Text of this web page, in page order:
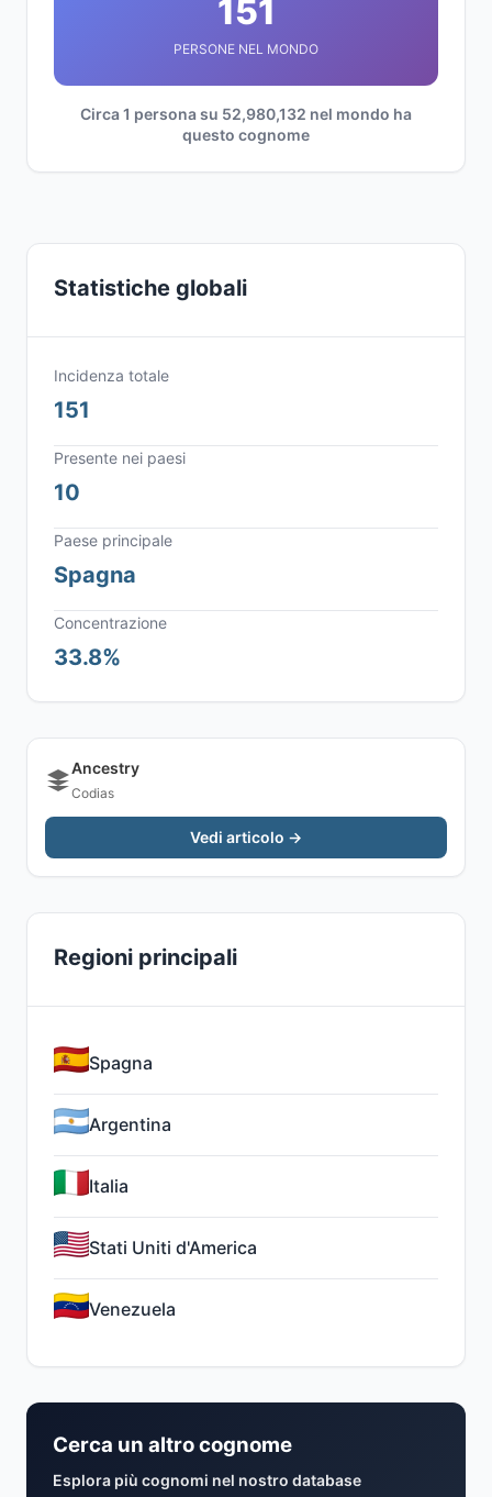
151
PERSONE NEL MONDO
Circa 1 persona su 52,980,132 nel mondo ha
questo cognome
Statistiche globali
Incidenza totale
151
Presente nei paesi
10
Paese principale
Spagna
Concentrazione
33.8%
Ancestry
Codias
Vedi articolo →
Regioni principali
Spagna
Argentina
Italia
Stati Uniti d'America
Venezuela
Cerca un altro cognome
Esplora più cognomi nel nostro database